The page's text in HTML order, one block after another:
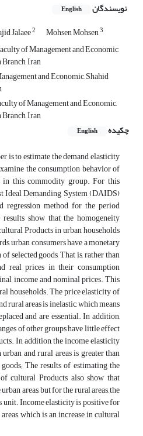
نویسندگان English
Jalaee2 Mohsen Mohsen3
of Management and Economic,
Iran
and Economic, Shahid
of Management and Economic,
Iran
چکیده
English
is to estimate the demand elasticity
the consumption behavior of
in this commodity group. For this
Ideal Demanding System (DAIDS)
regression method for the period
show that the homogeneity
Products in urban households
urban consumers have a monetary
selected goods, That is, rather than
real prices in their consumption
income and nominal prices. This
households. The price elasticity of
rural areas is inelastic, which means
and are essential. In addition,
of other groups have little effect
In addition, the income elasticity
and rural areas is greater than
The results of estimating the
cultural Products also show that
areas, but for the rural areas, the
Income elasticity is positive for
which is an increase in cultural